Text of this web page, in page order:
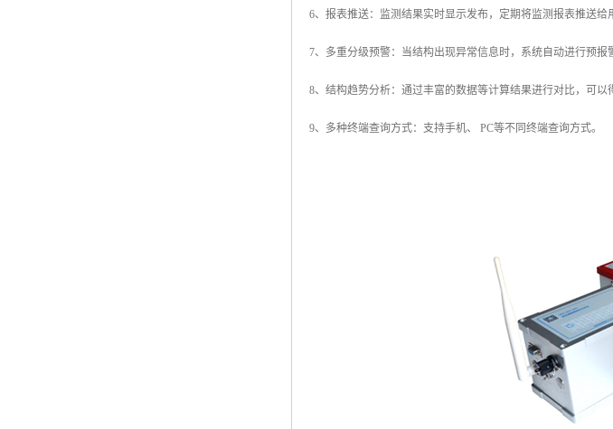
6、报表推送：监测结果实时显示发布，定期将监测报表推送给
7、多重分级预警：当结构出现异常信息时，系统自动进行预
8、结构趋势分析：通过丰富的数据等计算结果进行对比，可
9、多种终端查询方式：支持手机、 PC等不同终端查询方式。